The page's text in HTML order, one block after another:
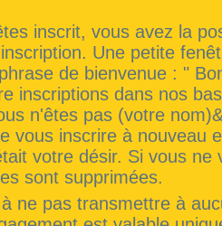
inscrit, vous avez la
Une petite
de bienvenue : "
inscriptions dans nos
n'êtes pas (votre
vous inscrire à nouveau
votre désir. Si vous
sont supprimées.
ne pas transmettre à